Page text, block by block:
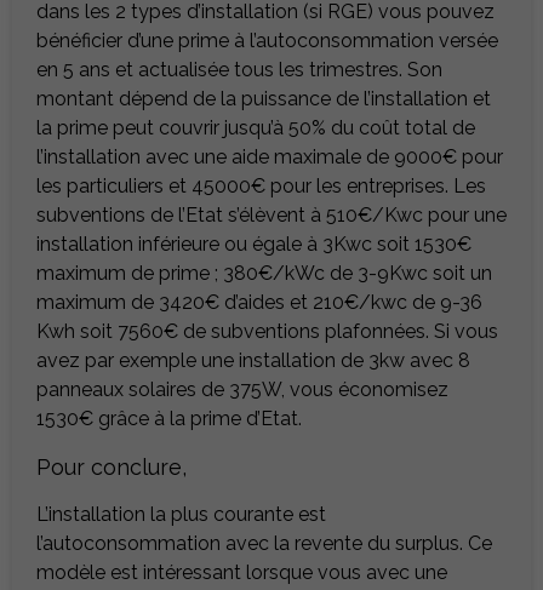
dans les 2 types d’installation (si RGE) vous pouvez
bénéficier d’une prime à l’autoconsommation versée
en 5 ans et actualisée tous les trimestres. Son
montant dépend de la puissance de l’installation et
la prime peut couvrir jusqu’à 50% du coût total de
l’installation avec une aide maximale de 9000€ pour
les particuliers et 45000€ pour les entreprises. Les
subventions de l’Etat s’élèvent à 510€/Kwc pour une
installation inférieure ou égale à 3Kwc soit 1530€
maximum de prime ; 380€/kWc de 3-9Kwc soit un
maximum de 3420€ d’aides et 210€/kwc de 9-36
Kwh soit 7560€ de subventions plafonnées. Si vous
avez par exemple une installation de 3kw avec 8
panneaux solaires de 375W, vous économisez
1530€ grâce à la prime d’Etat.
Pour conclure,
L’installation la plus courante est
l’autoconsommation avec la revente du surplus. Ce
modèle est intéressant lorsque vous avec une